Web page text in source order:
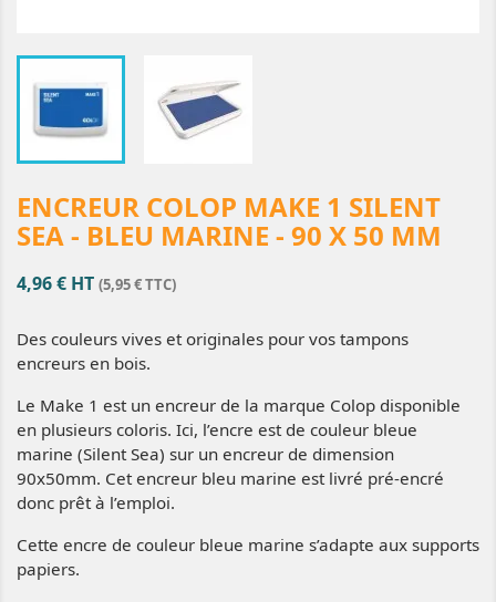
ENCREUR COLOP MAKE 1 SILENT
SEA - BLEU MARINE - 90 X 50 MM
4,96 € HT (5,95 € TTC)
Des couleurs vives et originales pour vos tampons
encreurs en bois.
Le Make 1 est un encreur de la marque Colop disponible
en plusieurs coloris. Ici, l’encre est de couleur bleue
marine (Silent Sea) sur un encreur de dimension
90x50mm. Cet encreur bleu marine est livré pré-encré
donc prêt à l’emploi.
Cette encre de couleur bleue marine s’adapte aux supports
papiers.